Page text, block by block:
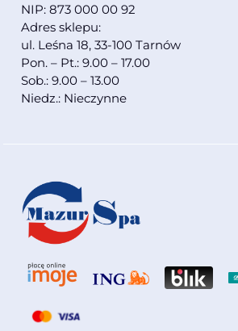
NIP: 873 000 00 92
Adres sklepu:
ul. Leśna 18, 33-100 Tarnów
Pon. – Pt.: 9.00 – 17.00
Sob.: 9.00 – 13.00
Niedz.: Nieczynne